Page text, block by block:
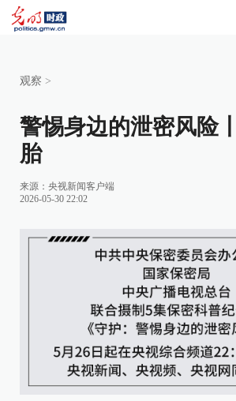
观察 >
警惕身边的泄密风险
胎
来源： 央视新闻客户端
2026-05-30 22:02